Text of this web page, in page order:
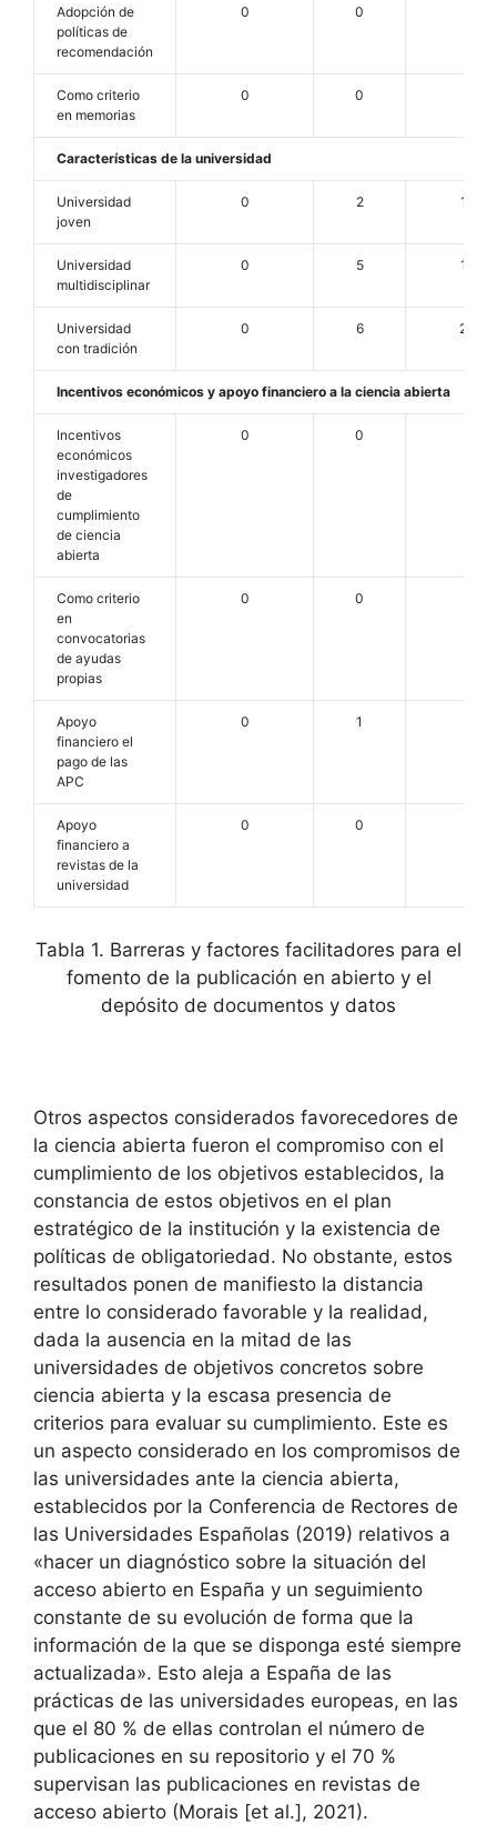
Adopción de
políticas de
recomendación
0 0
Como criterio
en memorias
0 0
Características de la universidad
Universidad
joven
0 2 15
Universidad
multidisciplinar
0 5 13
Universidad
con tradición
0 6 20
Incentivos económicos y apoyo financiero a la ciencia abierta
Incentivos
económicos
investigadores
de
cumplimiento
de ciencia
abierta
0 0
Como criterio
en
convocatorias
de ayudas
propias
0 0
Apoyo
financiero el
pago de las
APC
0 1
Apoyo
financiero a
revistas de la
universidad
0 0
Tabla 1. Barreras y factores facilitadores para el
fomento de la publicación en abierto y el
depósito de documentos y datos
Otros aspectos considerados favorecedores de
la ciencia abierta fueron el compromiso con el
cumplimiento de los objetivos establecidos, la
constancia de estos objetivos en el plan
estratégico de la institución y la existencia de
políticas de obligatoriedad. No obstante, estos
resultados ponen de manifiesto la distancia
entre lo considerado favorable y la realidad,
dada la ausencia en la mitad de las
universidades de objetivos concretos sobre
ciencia abierta y la escasa presencia de
criterios para evaluar su cumplimiento. Este es
un aspecto considerado en los compromisos de
las universidades ante la ciencia abierta,
establecidos por la Conferencia de Rectores de
las Universidades Españolas (2019) relativos a
«hacer un diagnóstico sobre la situación del
acceso abierto en España y un seguimiento
constante de su evolución de forma que la
información de la que se disponga esté siempre
actualizada». Esto aleja a España de las
prácticas de las universidades europeas, en las
que el 80 % de ellas controlan el número de
publicaciones en su repositorio y el 70 %
supervisan las publicaciones en revistas de
acceso abierto (Morais [et al.], 2021).